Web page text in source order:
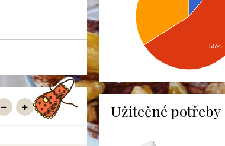
55%
Užitečné potřeby